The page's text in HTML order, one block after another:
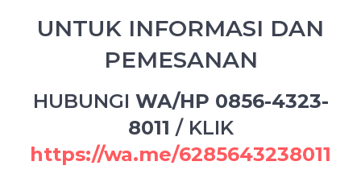
UNTUK INFORMASI DAN
PEMESANAN
HUBUNGI WA/HP 0856-4323-
8011 / KLIK
https://wa.me/6285643238011